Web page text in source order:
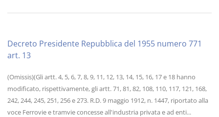
Decreto Presidente Repubblica del 1955 numero 771
art. 13
(Omissis)(Gli artt. 4, 5, 6, 7, 8, 9, 11, 12, 13, 14, 15, 16, 17 e 18 hanno
modificato, rispettivamente, gli artt. 71, 81, 82, 108, 110, 117, 121, 168,
242, 244, 245, 251, 256 e 273. R.D. 9 maggio 1912, n. 1447, riportato alla
voce Ferrovie e tramvie concesse all'industria privata e ad enti...